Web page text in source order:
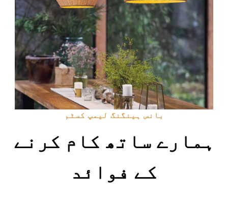
بانس ہینگنگ لیمپ کسٹم
ہمارے ساتھ کام کرنے
کے فوائد